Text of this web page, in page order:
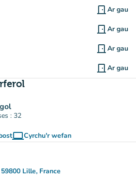
door_front Ar gau
door_front Ar gau
door_front Ar gau
door_front Ar gau
: 32
computerCyrchu'r wefan
(tab newydd)
Lille, France
yn Google Maps)
newydd)